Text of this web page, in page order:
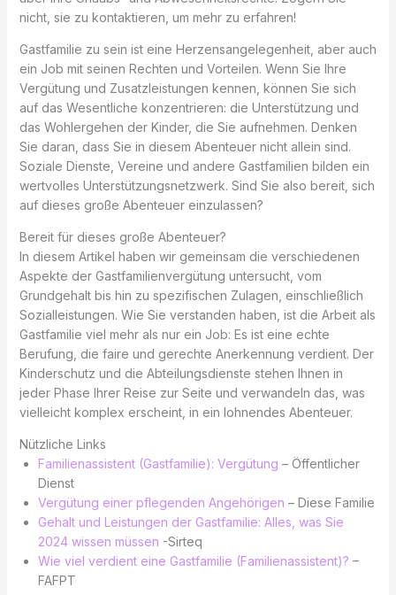
nicht, sie zu kontaktieren, um mehr zu erfahren!
Gastfamilie zu sein ist eine Herzensangelegenheit, aber auch
ein Job mit seinen Rechten und Vorteilen. Wenn Sie Ihre
Vergütung und Zusatzleistungen kennen, können Sie sich
auf das Wesentliche konzentrieren: die Unterstützung und
das Wohlergehen der Kinder, die Sie aufnehmen. Denken
Sie daran, dass Sie in diesem Abenteuer nicht allein sind.
Soziale Dienste, Vereine und andere Gastfamilien bilden ein
wertvolles Unterstützungsnetzwerk. Sind Sie also bereit, sich
auf dieses große Abenteuer einzulassen?
Bereit für dieses große Abenteuer?
In diesem Artikel haben wir gemeinsam die verschiedenen
Aspekte der Gastfamilienvergütung untersucht, vom
Grundgehalt bis hin zu spezifischen Zulagen, einschließlich
Sozialleistungen. Wie Sie verstanden haben, ist die Arbeit als
Gastfamilie viel mehr als nur ein Job: Es ist eine echte
Berufung, die faire und gerechte Anerkennung verdient. Der
Kinderschutz und die Abteilungsdienste stehen Ihnen in
jeder Phase Ihrer Reise zur Seite und verwandeln das, was
vielleicht komplex erscheint, in ein lohnendes Abenteuer.
Nützliche Links
Familienassistent (Gastfamilie): Vergütung – Öffentlicher
Dienst
Vergütung einer pflegenden Angehörigen – Diese Familie
Gehalt und Leistungen der Gastfamilie: Alles, was Sie
2024 wissen müssen -Sirteq
Wie viel verdient eine Gastfamilie (Familienassistent)? –
FAFPT